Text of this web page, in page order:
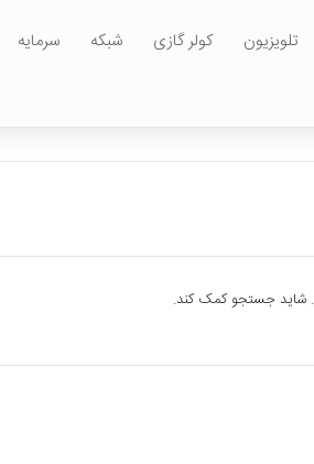
تلویزیون کولر گازی شبکه سرمایه
شاید جستجو کمک کند.